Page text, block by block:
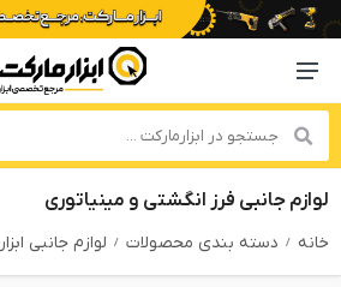
Menu Navigation
لوازم جانبی فرز انگشتی و مینیاتوری
خانه دسته بندی محصولات لوازم جانبی ابزار